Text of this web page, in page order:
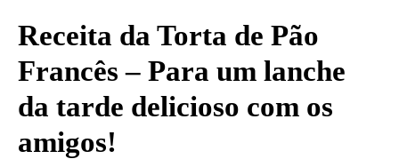
Receita da Torta de Pão
Francês – Para um lanche
da tarde delicioso com os
amigos!